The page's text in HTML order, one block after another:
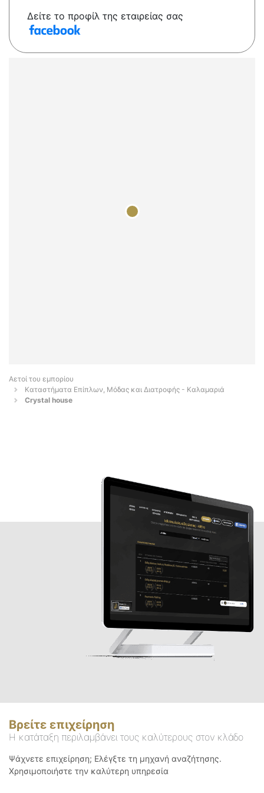
Δείτε το προφίλ της εταιρείας σας
Αετοί του εμπορίου
Καταστήματα Επίπλων, Μόδας και Διατροφής - Καλαμαριά
Crystal house
Βρείτε επιχείρηση
Η κατάταξη περιλαμβάνει τους καλύτερους στον κλάδο
Ψάχνετε επιχείρηση; Ελέγξτε τη μηχανή αναζήτησης.
Χρησιμοποιήστε την καλύτερη υπηρεσία